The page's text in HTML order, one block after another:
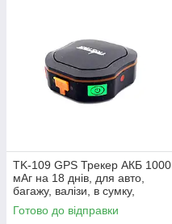
TK-109 GPS Трекер АКБ 1000
мАг на 18 днів, для авто,
багажу, валізи, в сумку,
Автономний, TKSTAR
Готово до відправки